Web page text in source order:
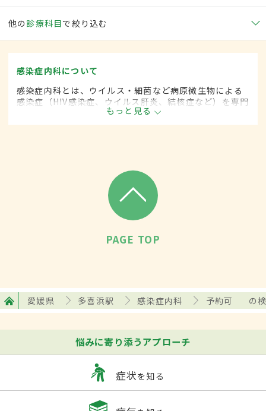
他の 診療科目で絞り込む
感染症内科について
感染症内科とは、ウイルス・細菌など病原微生物による
感染症（HIV感染症、ウイルス肝炎、結核症など）を専門
的に取り扱う内科の一領域です。
もっと見る
PAGE TOP
愛媛県 多喜浜駅 感染症内科 予約可 の
悩みに寄り添うアプローチ
症状を知る